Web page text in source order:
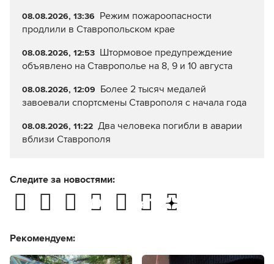
08.08.2026, 13:36 Режим пожароопасности
продлили в Ставропольском крае
08.08.2026, 12:53 Штормовое предупреждение
объявлено на Ставрополье на 8, 9 и 10 августа
08.08.2026, 12:09 Более 2 тысяч медалей
завоевали спортсмены Ставрополя с начала года
08.08.2026, 11:22 Два человека погибли в аварии
вблизи Ставрополя
Следите за новостями:
Рекомендуем: